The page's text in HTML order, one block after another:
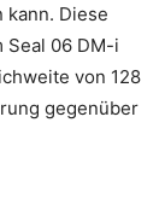
kann. Diese
Seal 06 DM-i
von 128
gegenüber